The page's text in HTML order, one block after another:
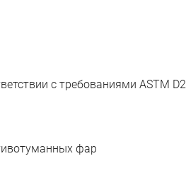
с требованиями ASTM
фар